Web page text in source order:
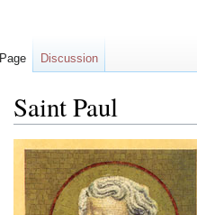
Saint Paul
Aller
navigation
Aller
recherche
Page Discussion